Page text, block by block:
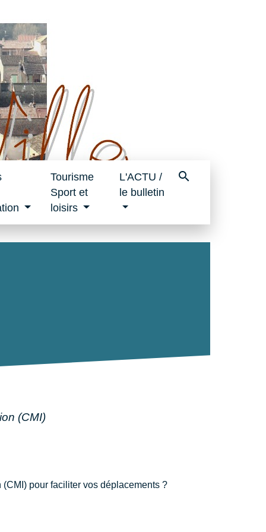
Tourisme
Sport et
loisirs
L'ACTU /
le bulletin
search
(CMI)
pour faciliter vos déplacements ?